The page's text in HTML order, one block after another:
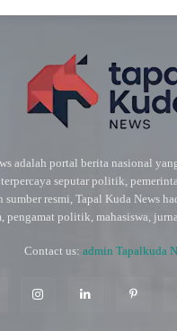
adalah portal berita nasional
seputar politik,
sumber resmi, Tapal Kuda News
pengamat politik, mahasiswa,
Contact us: admin Tapalkuda